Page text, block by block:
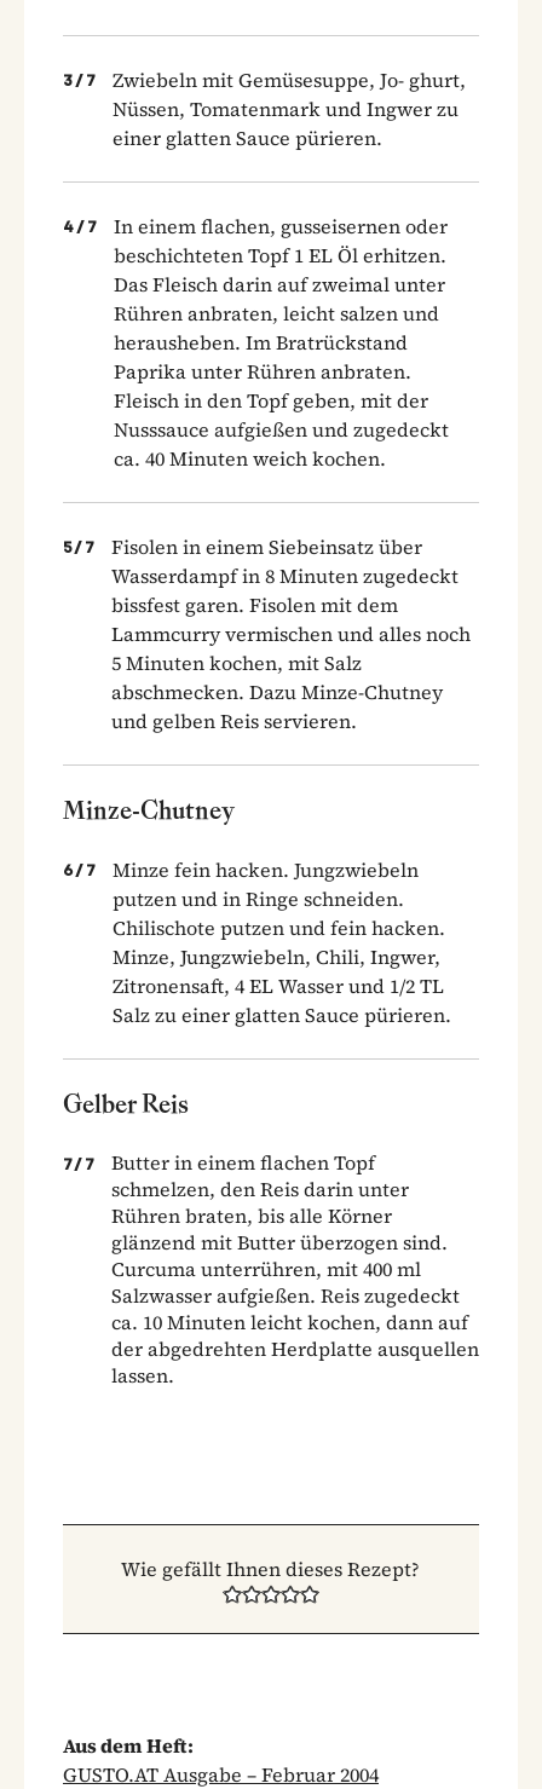
3 / 7
Zwiebeln mit Gemüsesuppe, Jo- ghurt,
Nüssen, Tomatenmark und Ingwer zu
einer glatten Sauce pürieren.
4 / 7
In einem flachen, gusseisernen oder
beschichteten Topf 1 EL Öl erhitzen.
Das Fleisch darin auf zweimal unter
Rühren anbraten, leicht salzen und
herausheben. Im Bratrückstand
Paprika unter Rühren anbraten.
Fleisch in den Topf geben, mit der
Nusssauce aufgießen und zugedeckt
ca. 40 Minuten weich kochen.
5/ 7
Fisolen in einem Siebeinsatz über
Wasserdampf in 8 Minuten zugedeckt
bissfest garen. Fisolen mit dem
Lammcurry vermischen und alles noch
5 Minuten kochen, mit Salz
abschmecken. Dazu Minze-Chutney
und gelben Reis servieren.
Minze-Chutney
6/ 7
Minze fein hacken. Jungzwiebeln
putzen und in Ringe schneiden.
Chilischote putzen und fein hacken.
Minze, Jungzwiebeln, Chili, Ingwer,
Zitronensaft, 4 EL Wasser und 1/2 TL
Salz zu einer glatten Sauce pürieren.
Gelber Reis
7/ 7
Butter in einem flachen Topf
schmelzen, den Reis darin unter
Rühren braten, bis alle Körner
glänzend mit Butter überzogen sind.
Curcuma unterrühren, mit 400 ml
Salzwasser aufgießen. Reis zugedeckt
ca. 10 Minuten leicht kochen, dann auf
der abgedrehten Herdplatte ausquellen
lassen.
Wie gefällt Ihnen dieses Rezept?
Aus dem Heft:
GUSTO.AT Ausgabe – Februar 2004